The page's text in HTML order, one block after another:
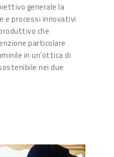
generale la
e processi innovativi
che
particolare
in un’ottica di
nei due